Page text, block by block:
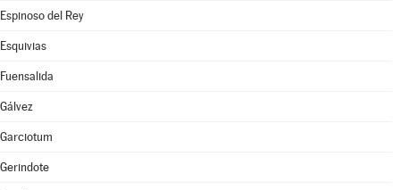
Espinoso del Rey
Esquivias
Fuensalida
Gálvez
Garciotum
Gerindote